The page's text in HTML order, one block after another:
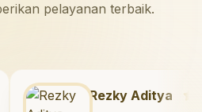
pelayanan terbaik.
Rezky Aditya